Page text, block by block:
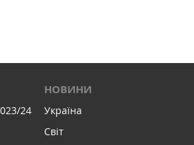
24
НОВИНИ
Україна
Світ